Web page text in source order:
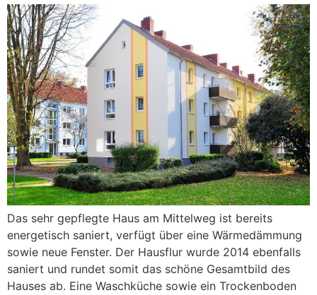
Das sehr gepflegte Haus am Mittelweg ist bereits
energetisch saniert, verfügt über eine Wärmedämmung
sowie neue Fenster. Der Hausflur wurde 2014 ebenfalls
saniert und rundet somit das schöne Gesamtbild des
Hauses ab. Eine Waschküche sowie ein Trockenboden